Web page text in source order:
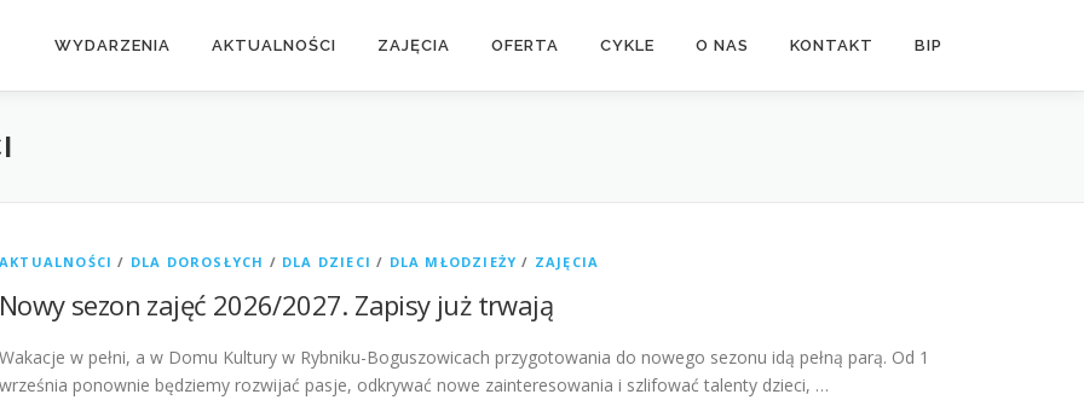
WYDARZENIA AKTUALNOŚCI ZAJĘCIA OFERTA CYKLE O NAS KONTAKT BIP
AKTUALNOŚCI / DLA DOROSŁYCH / DLA DZIECI / DLA MŁODZIEŻY / ZAJĘCIA
Nowy sezon zajęć 2026/2027. Zapisy już trwają
Wakacje w pełni, a w Domu Kultury w Rybniku-Boguszowicach przygotowania do nowego sezonu idą pełną parą. Od 1
września ponownie będziemy rozwijać pasje, odkrywać nowe zainteresowania i szlifować talenty dzieci, …